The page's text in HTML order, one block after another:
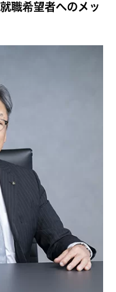
職希望者へのメッ